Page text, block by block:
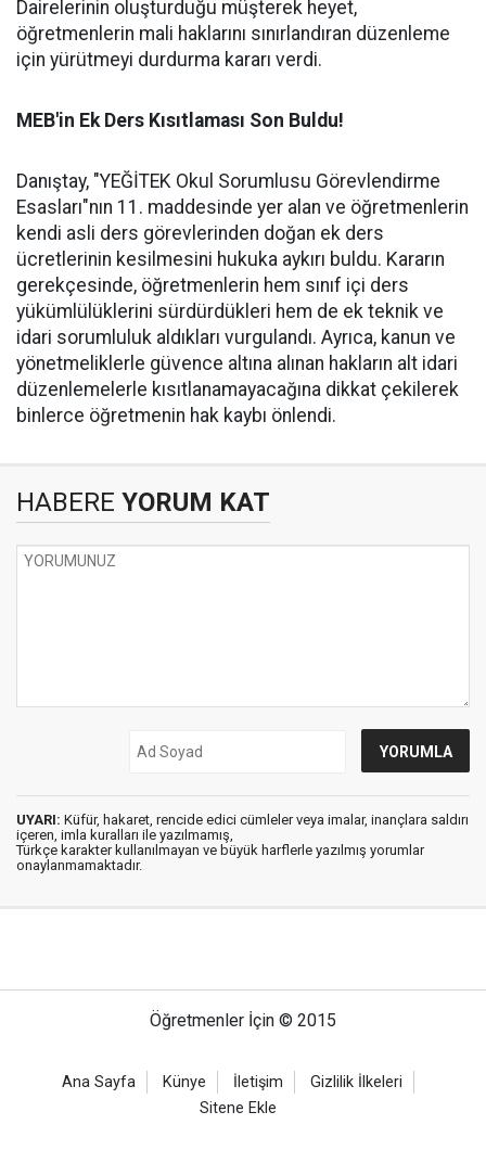
Dairelerinin oluşturduğu müşterek heyet,
öğretmenlerin mali haklarını sınırlandıran düzenleme
için yürütmeyi durdurma kararı verdi.
MEB'in Ek Ders Kısıtlaması Son Buldu!
Danıştay, "YEĞİTEK Okul Sorumlusu Görevlendirme
Esasları"nın 11. maddesinde yer alan ve öğretmenlerin
kendi asli ders görevlerinden doğan ek ders
ücretlerinin kesilmesini hukuka aykırı buldu. Kararın
gerekçesinde, öğretmenlerin hem sınıf içi ders
yükümlülüklerini sürdürdükleri hem de ek teknik ve
idari sorumluluk aldıkları vurgulandı. Ayrıca, kanun ve
yönetmeliklerle güvence altına alınan hakların alt idari
düzenlemelerle kısıtlanamayacağına dikkat çekilerek
binlerce öğretmenin hak kaybı önlendi.
HABERE YORUM KAT
UYARI: Küfür, hakaret, rencide edici cümleler veya imalar, inançlara saldırı
içeren, imla kuralları ile yazılmamış,
Türkçe karakter kullanılmayan ve büyük harflerle yazılmış yorumlar
onaylanmamaktadır.
Öğretmenler İçin © 2015
Ana Sayfa Künye İletişim
Gizlilik İlkeleri
Sitene Ekle